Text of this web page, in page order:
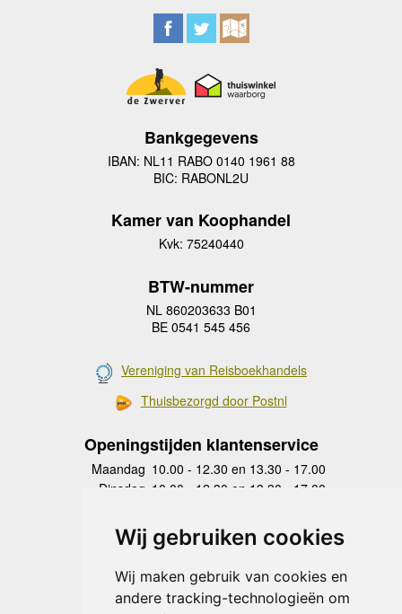
Wij gebruiken cookies
Wij maken gebruik van cookies en
andere tracking-technologieën om
Bankgegevens
IBAN: NL11 RABO 0140 1961 88
BIC: RABONL2U
Kamer van Koophandel
Kvk: 75240440
BTW-nummer
NL 860203633 B01
BE 0541 545 456
Vereniging van Reisboekhandels
Thuisbezorgd door Postnl
Openingstijden klantenservice
Maandag 10.00 - 12.30 en 13.30 - 17.00
Dinsdag 10.00 - 12.30 en 13.30 - 17.00
Donderdag
10.00 - 12.30 en 13.30 - 17.00
Vrijdag 10.00 - 12.30 en 13.30 - 17.00
Zaterdag
gesloten
Zondag gesloten